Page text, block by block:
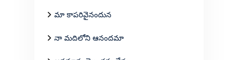
మా కాపరివైనందున
నా మదిలోని ఆనందమా